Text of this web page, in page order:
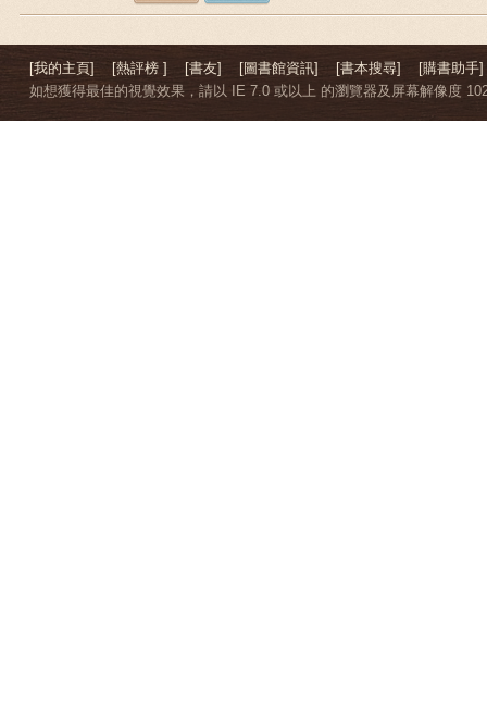
[我的主頁] [熱評榜 ] [書友] [圖書館資訊] [書本搜尋]
[購書助手]
如想獲得最佳的視覺效果，請以 IE 7.0 或以上 的瀏覽器及屏幕解像度